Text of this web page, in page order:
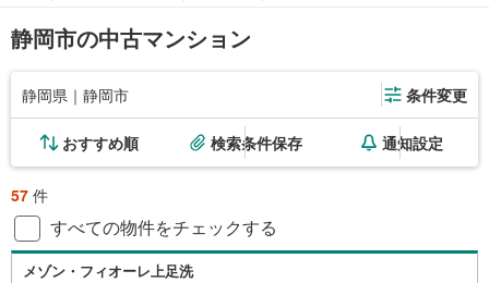
静岡市の中古マンション
静岡県｜静岡市 条件変更
おすすめ順 検索条件保存 通知設定
57 件
すべての物件をチェックする
メゾン・フィオーレ上足洗